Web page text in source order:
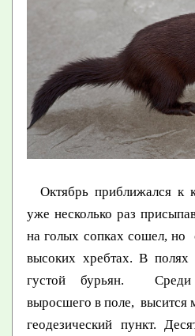
Октябрь приближался к
уже несколько раз
на голых сопках сошел, но
высоких хребтах. В
густой бурьян. Среди
выросшего в поле, высится
геодезический пункт.